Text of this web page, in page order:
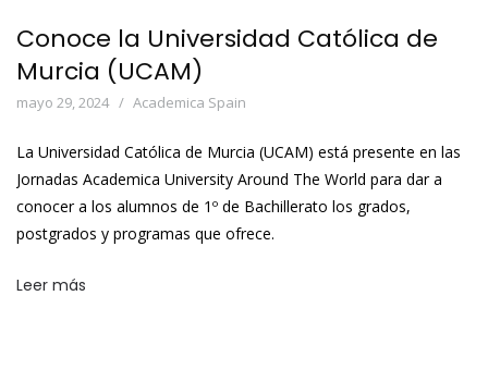
Conoce la Universidad Católica de
Murcia (UCAM)
mayo 29, 2024 Academica Spain
La Universidad Católica de Murcia (UCAM) está presente en las
Jornadas Academica University Around The World para dar a
conocer a los alumnos de 1º de Bachillerato los grados,
postgrados y programas que ofrece.
Leer más